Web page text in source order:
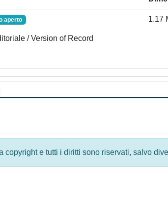
aperto
/ Version of Record
1.17
copyright e tutti i diritti sono riservati, salvo